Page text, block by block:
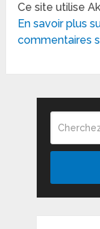
Ce site utilise
En savoir plus
commentaires